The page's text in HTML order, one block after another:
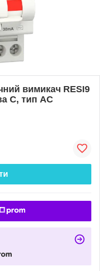
вимикач RESI9
С, тип АС